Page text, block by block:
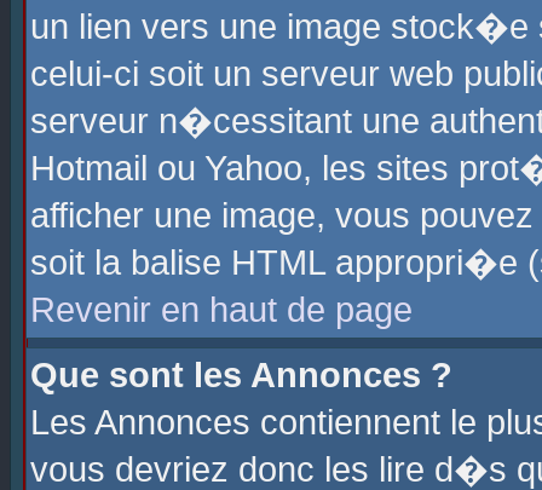
un lien vers une image
celui-ci soit un serveur web
serveur n�cessitant une
Hotmail ou Yahoo, les sites
afficher une image, vous
soit la balise HTML
Revenir en haut de page
Que sont les Annonces ?
Les Annonces contiennent le
vous devriez donc les lire d�s